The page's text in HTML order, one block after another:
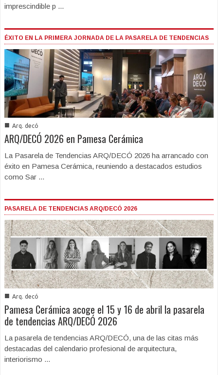
imprescindible p ...
ÉXITO EN LA PRIMERA JORNADA DE LA PASARELA DE TENDENCIAS
■ Arq. decó
ARQ/DECÓ 2026 en Pamesa Cerámica
La Pasarela de Tendencias ARQ/DECÓ 2026 ha arrancado con
éxito en Pamesa Cerámica, reuniendo a destacados estudios
como Sar ...
PASARELA DE TENDENCIAS ARQ/DECÓ 2026
■ Arq. decó
Pamesa Cerámica acoge el 15 y 16 de abril la pasarela
de tendencias ARQ/DECÓ 2026
La pasarela de tendencias ARQ/DECÓ, una de las citas más
destacadas del calendario profesional de arquitectura,
interiorismo ...